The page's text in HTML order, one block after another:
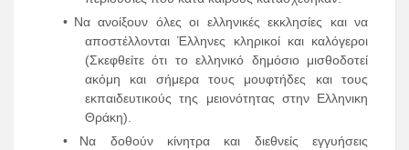
• Να ανοίξουν όλες οι ελληνικές εκκλησίες και να
αποστέλλονται Έλληνες κληρικοί και καλόγεροι
(Σκεφθείτε ότι το ελληνικό δημόσιο μισθοδοτεί
ακόμη και σήμερα τους μουφτήδες και τους
εκπαιδευτικούς της μειονότητας στην Ελληνικη
Θράκη).
•
Να δοθούν κίνητρα και διεθνείς εγγυήσεις